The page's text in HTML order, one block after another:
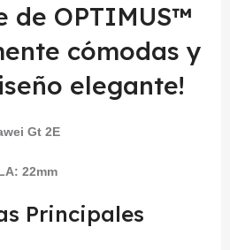
de OPTIMUS™
cómodas y
elegante!
Gt 2E
22mm
Principales